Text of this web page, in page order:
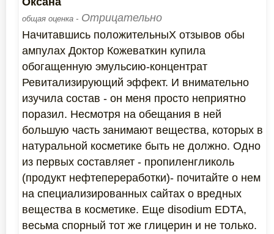
общая оценка - Отрицательно
Начитавшись положительныХ отзывов обы
ампулах Доктор Кожеваткин купила
обогащенную эмульсию-концентрат
Ревитализирующий эффект. И внимательно
изучила состав - он меня просто неприятно
поразил. Несмотря на обещания в ней
большую часть занимают вещества, которых в
натуральной косметике быть не должно. Одно
из первых составляет - пропиленгликоль
(продукт нефтепереработки)- почитайте о нем
на специализированных сайтах о вредных
вещества в косметике. Еще disodium EDTA,
весьма спорный тот же глицерин и не только.